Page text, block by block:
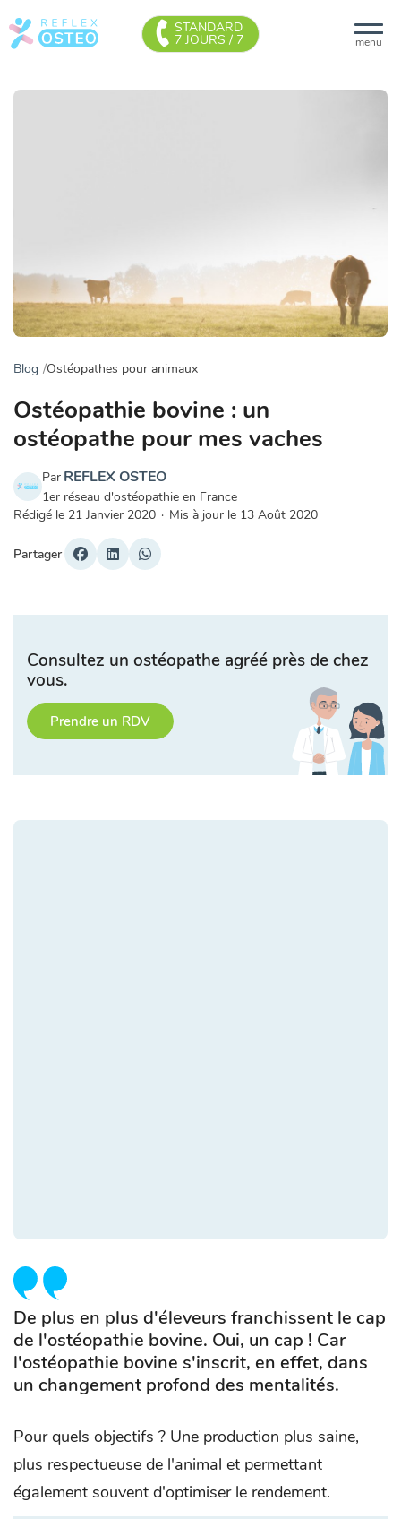
menu
STANDARD
7 JOURS / 7
Blog Ostéopathes pour animaux
Ostéopathie bovine : un
ostéopathe pour mes vaches
Par REFLEX OSTEO
1er réseau d'ostéopathie en France
Rédigé le 21 Janvier 2020 · Mis à jour le 13 Août 2020
Partager
Consultez un ostéopathe agréé près de chez
vous.
Prendre un RDV
De plus en plus d'éleveurs franchissent le cap
de l'ostéopathie bovine. Oui, un cap ! Car
l'ostéopathie bovine s'inscrit, en effet, dans
un changement profond des mentalités.
Pour quels objectifs ? Une production plus saine,
plus respectueuse de l'animal et permettant
également souvent d'optimiser le rendement.